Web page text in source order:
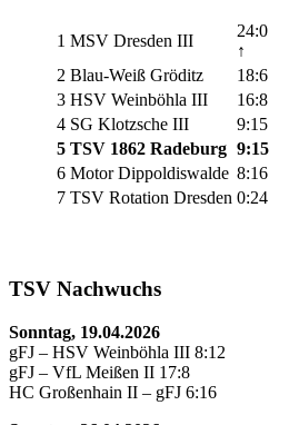
1 MSV Dresden III
24:0
↑
2 Blau-Weiß Gröditz
18:6
3 HSV Weinböhla III
16:8
4 SG Klotzsche III
9:15
5 TSV 1862 Radeburg 9:15
6 Motor Dippoldiswalde 8:16
7 TSV Rotation Dresden 0:24
TSV Nachwuchs
Sonntag, 19.04.2026
gFJ – HSV Weinböhla III 8:12
gFJ – VfL Meißen II 17:8
HC Großenhain II – gFJ 6:16